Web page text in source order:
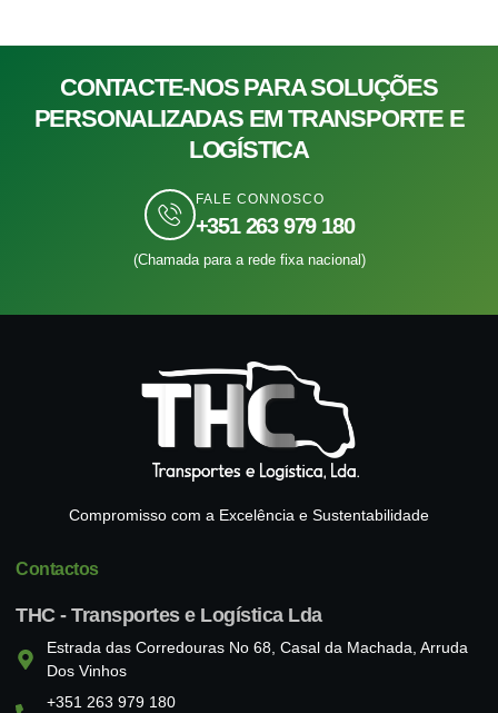
CONTACTE-NOS PARA SOLUÇÕES
PERSONALIZADAS EM TRANSPORTE E
LOGÍSTICA
FALE CONNOSCO
+351 263 979 180
(Chamada para a rede fixa nacional)
Compromisso com a Excelência e Sustentabilidade
Contactos
THC - Transportes e Logística Lda
Estrada das Corredouras No 68, Casal da Machada, Arruda
Dos Vinhos
+351 263 979 180